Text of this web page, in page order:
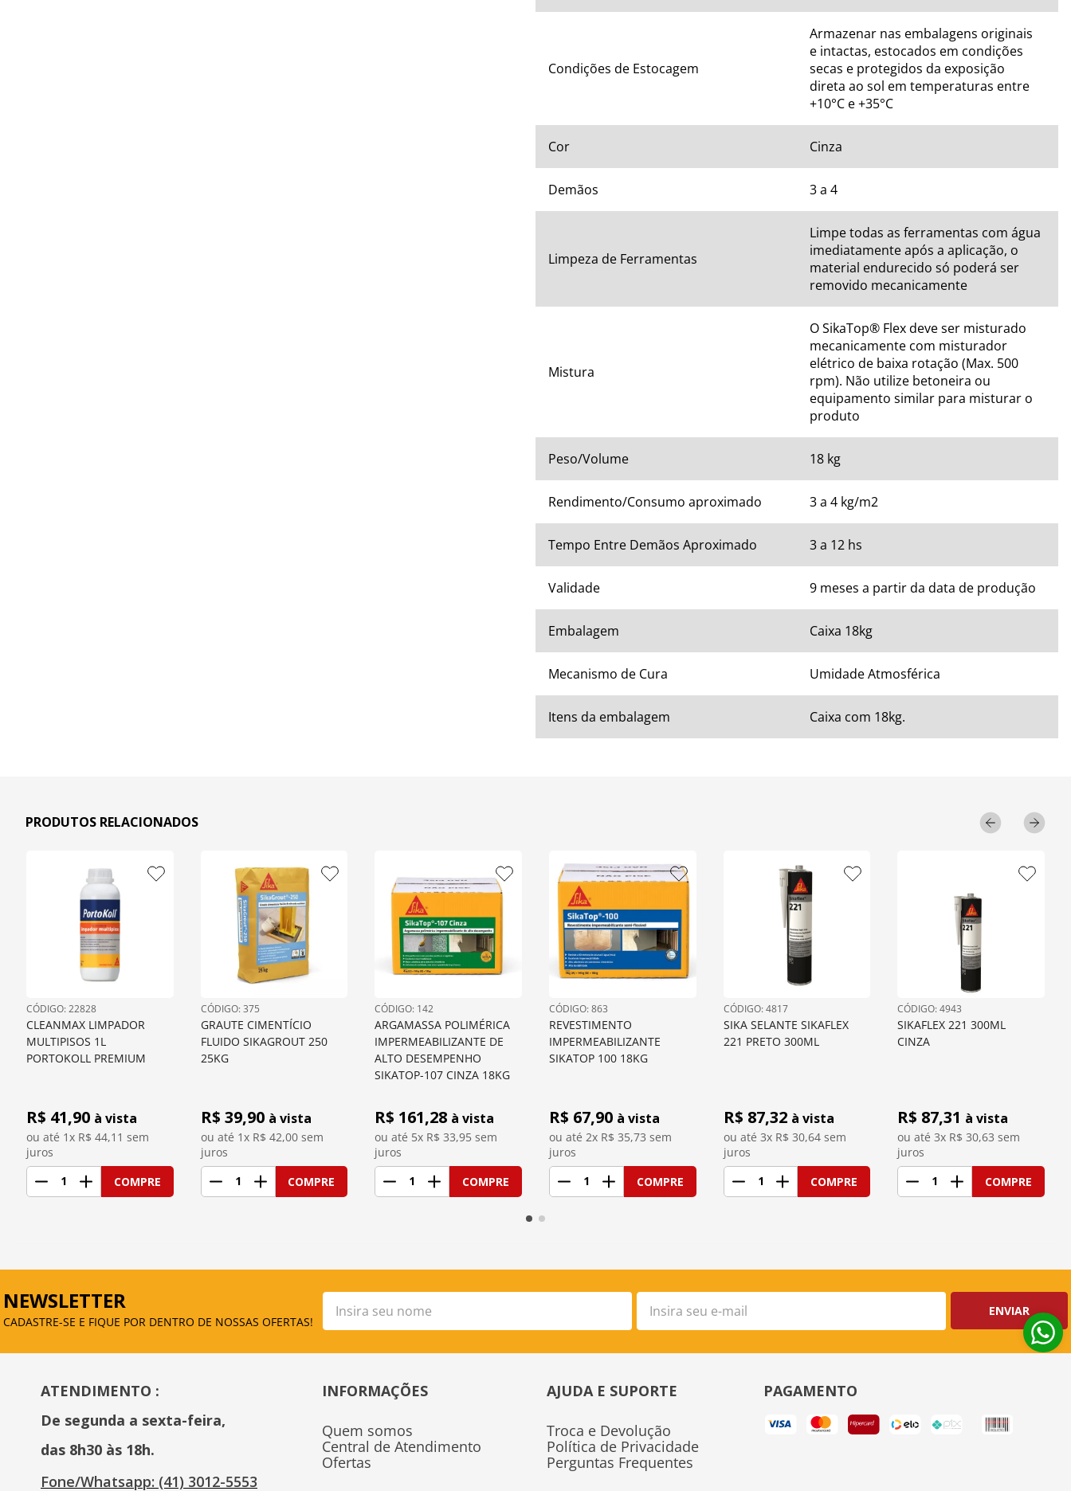
Condições de Estocagem
Armazenar nas embalagens originais
e intactas, estocados em condições
secas e protegidos da exposição
direta ao sol em temperaturas entre
+10°C e +35°C
Cor Cinza
Demãos 3 a 4
Limpeza de Ferramentas
Limpe todas as ferramentas com água
imediatamente após a aplicação, o
material endurecido só poderá ser
removido mecanicamente
Mistura
O SikaTop® Flex deve ser misturado
mecanicamente com misturador
elétrico de baixa rotação (Max. 500
rpm). Não utilize betoneira ou
equipamento similar para misturar o
produto
Peso/Volume 18 kg
Rendimento/Consumo aproximado 3 a 4 kg/m2
Tempo Entre Demãos Aproximado 3 a 12 hs
Validade 9 meses a partir da data de produção
Embalagem Caixa 18kg
Mecanismo de Cura Umidade Atmosférica
Itens da embalagem Caixa com 18kg.
PRODUTOS RELACIONADOS
: 22828
CLEANMAX LIMPADOR
MULTIPISOS 1L
PORTOKOLL PREMIUM
R$ 41,90 à vista
ou até 1x R$ 44,11 sem
juros
1
COMPRE
: 375
GRAUTE CIMENTÍCIO
FLUIDO SIKAGROUT 250
25KG
R$ 39,90 à vista
ou até 1x R$ 42,00 sem
juros
1
COMPRE
: 142
ARGAMASSA POLIMÉRICA
IMPERMEABILIZANTE DE
ALTO DESEMPENHO
SIKATOP-107 CINZA 18KG
R$ 161,28 à vista
ou até 5x R$ 33,95 sem
juros
1
COMPRE
: 863
REVESTIMENTO
IMPERMEABILIZANTE
SIKATOP 100 18KG
R$ 67,90 à vista
ou até 2x R$ 35,73 sem
juros
1
COMPRE
: 4817
SIKA SELANTE SIKAFLEX
221 PRETO 300ML
R$ 87,32 à vista
ou até 3x R$ 30,64 sem
juros
1
COMPRE
: 4943
SIKAFLEX 221 300ML
CINZA
R$ 87,31 à vista
ou até 3x R$ 30,63 sem
juros
1
COMPRE
NEWSLETTER
CADASTRE-SE E FIQUE POR DENTRO DE NOSSAS OFERTAS!
ENVIAR
ATENDIMENTO :
De segunda a sexta-feira,
das 8h30 às 18h.
Fone/Whatsapp: (41) 3012-5553
INFORMAÇÕES
Quem somos
Central de Atendimento
Ofertas
AJUDA E SUPORTE
Troca e Devolução
Política de Privacidade
Perguntas Frequentes
PAGAMENTO